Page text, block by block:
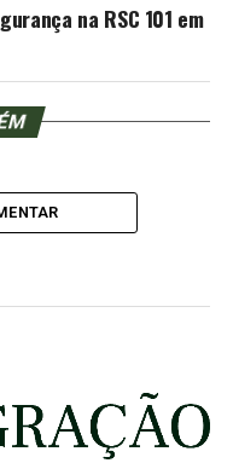
na RSC 101 em